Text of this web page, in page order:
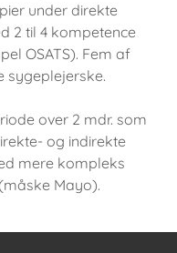
under direkte
2 til 4 kompetence
OSATS). Fem af
sygeplejerske.
over 2 mdr. som
og indirekte
mere kompleks
Mayo).